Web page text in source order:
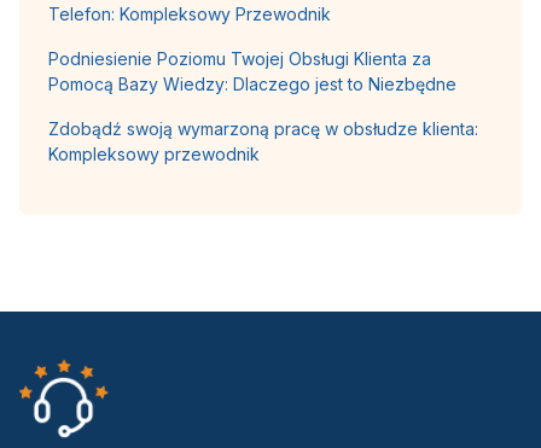
Telefon: Kompleksowy Przewodnik
Podniesienie Poziomu Twojej Obsługi Klienta za
Pomocą Bazy Wiedzy: Dlaczego jest to Niezbędne
Zdobądź swoją wymarzoną pracę w obsłudze klienta:
Kompleksowy przewodnik